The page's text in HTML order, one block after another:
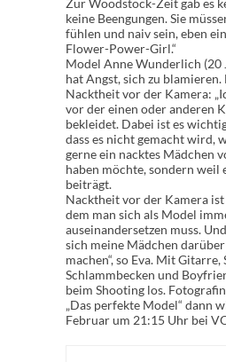
Zur Woodstock-Zeit gab es
keine Beengungen. Sie
fühlen und naiv sein, eben
Flower-Power-Girl.“
Model Anne Wunderlich (20
hat Angst, sich zu blamieren.
Nacktheit vor der Kamera:
vor der einen oder anderen
bekleidet. Dabei ist es
dass es nicht gemacht wird,
gerne ein nacktes Mädchen
haben möchte, sondern weil
beiträgt.
Nacktheit vor der Kamera
dem man sich als Model
auseinandersetzen muss.
sich meine Mädchen darüber
machen“, so Eva. Mit
Schlammbecken und
beim Shooting los.
„Das perfekte Model“ dann
Februar um 21:15 Uhr bei